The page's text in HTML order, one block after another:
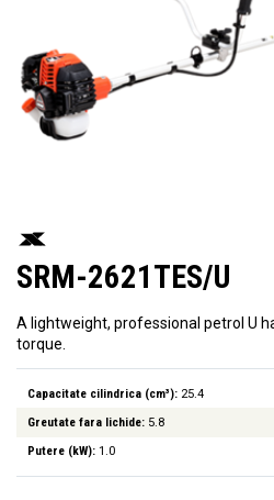
SRM-2621TES/U
A lightweight, professional petrol U
torque.
Capacitate cilindrica (cm³): 25.4
Greutate fara lichide: 5.8
Putere (kW): 1.0